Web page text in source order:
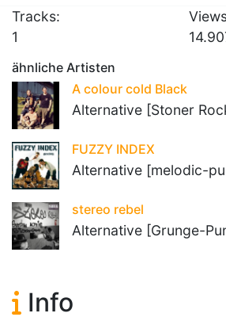
Tracks:
1
ähnliche Artisten
A colour cold Black
Alternative [Stoner
FUZZY INDEX
Alternative [melodic-
stereo rebel
Alternative [Grunge-
Info